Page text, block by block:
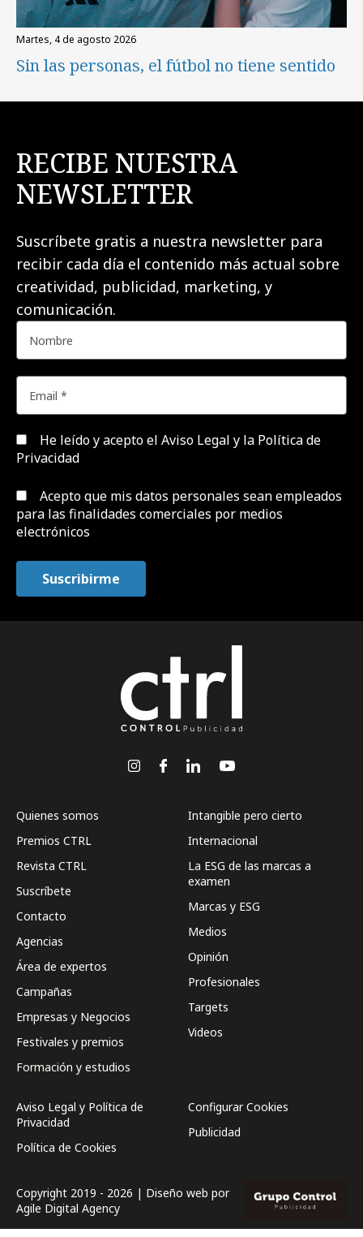
martes, 4 de agosto 2026
Sin las personas, el fútbol no tiene sentido
RECIBE NUESTRA
NEWSLETTER
Suscríbete gratis a nuestra newsletter para
recibir cada día el contenido más actual sobre
creatividad, publicidad, marketing, y
comunicación.
He leído y acepto el Aviso Legal y la Política de
Privacidad
Acepto que mis datos personales sean empleados
para las finalidades comerciales por medios
electrónicos
Quienes somos
Premios CTRL
Revista CTRL
Suscríbete
Contacto
Agencias
Área de expertos
Campañas
Empresas y Negocios
Festivales y premios
Formación y estudios
Intangible pero cierto
Internacional
La ESG de las marcas a
examen
Marcas y ESG
Medios
Opinión
Profesionales
Targets
Videos
Aviso Legal y Política de
Privacidad
Política de Cookies
Configurar Cookies
Publicidad
Copyright 2019 - 2026 | Diseño web por
Agile Digital Agency